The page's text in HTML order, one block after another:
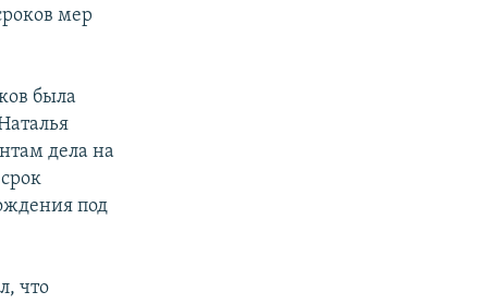
мер
была
дела на
под
что